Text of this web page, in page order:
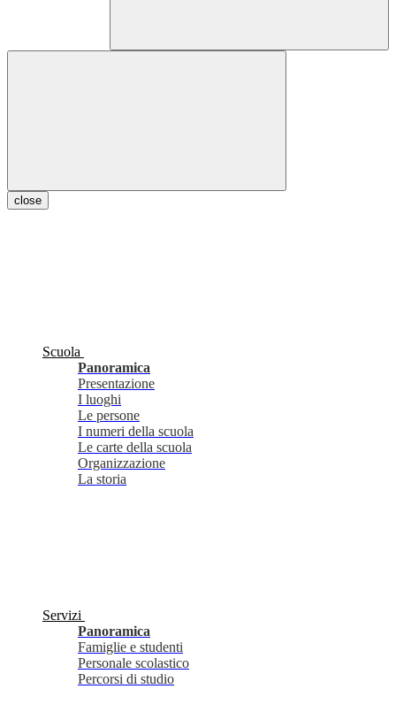
close
Scuola
Panoramica
Presentazione
I luoghi
Le persone
I numeri della scuola
Le carte della scuola
Organizzazione
La storia
Servizi
Panoramica
Famiglie e studenti
Personale scolastico
Percorsi di studio